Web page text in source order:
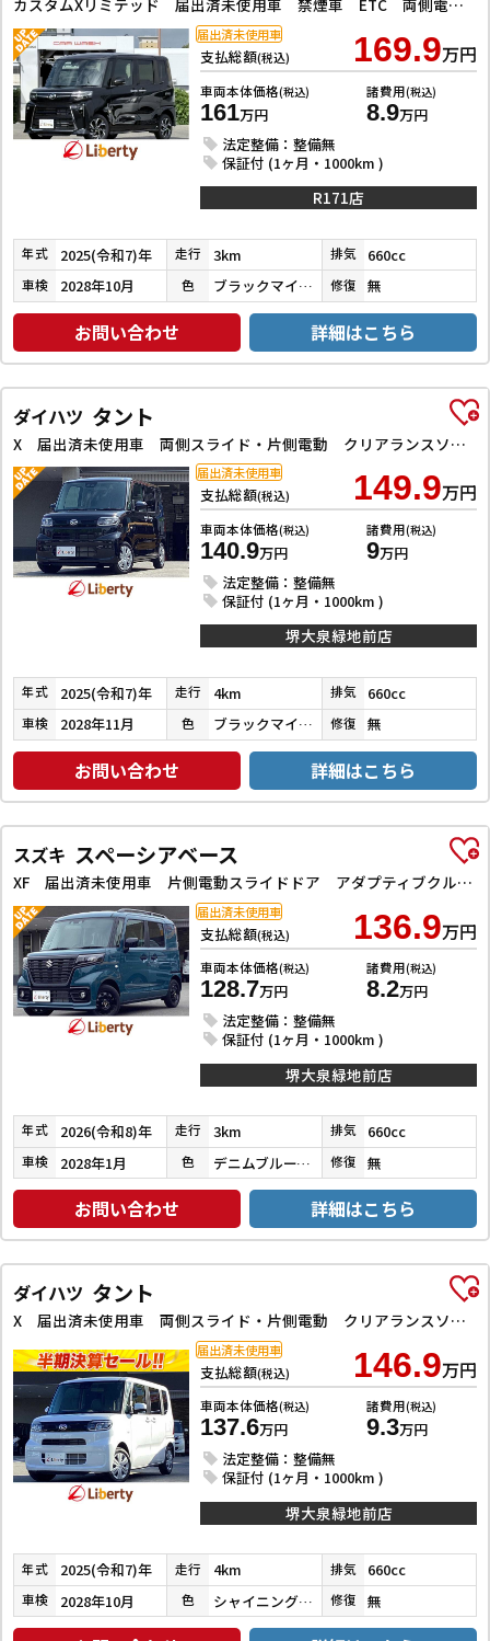
カスタムXリミテッド 届出済未使用車 禁煙車 ETC 両側電動スライドドア クリアランスソナー オートクルーズコントロール 衝突被害軽減システム オートライト LEDヘッドランプ スマートキー シートヒーター
支払総額(税込) 169.9万円
車両本体価格(税込)
161万円
諸費用(税込)
8.9万円
法定整備：整備無
保証付 (1ヶ月・1000km )
届出済未使用車
R171店
年式 2025(令和7)年 走行 3km 排気 660cc
車検 2028年10月 色 ブラックマイカメタリック 修復 無
お問い合わせ 詳細はこちら
ダイハツ タント
X 届出済未使用車 両側スライド・片側電動 クリアランスソナー 衝突被害軽減システム オートライト スマートキー アイドリングストップ 電動格納ミラー シートヒーター ベンチシート CVT ESC
支払総額(税込) 149.9万円
車両本体価格(税込)
140.9万円
諸費用(税込)
9万円
法定整備：整備無
保証付 (1ヶ月・1000km )
届出済未使用車
堺大泉緑地前店
年式 2025(令和7)年 走行 4km 排気 660cc
車検 2028年11月 色 ブラックマイカメタリック 修復 無
お問い合わせ 詳細はこちら
スズキ スペーシアベース
XF 届出済未使用車 片側電動スライドドア アダプティブクルーズコントロール クリアランスソナー レーンアシスト 衝突被害軽減システム オートライト スマートキー アイドリングストップ シートヒーター
支払総額(税込) 136.9万円
車両本体価格(税込)
128.7万円
諸費用(税込)
8.2万円
法定整備：整備無
保証付 (1ヶ月・1000km )
届出済未使用車
堺大泉緑地前店
年式 2026(令和8)年 走行 3km 排気 660cc
車検 2028年1月 色 デニムブルーメタリック 修復 無
お問い合わせ 詳細はこちら
ダイハツ タント
X 届出済未使用車 両側スライド・片側電動 クリアランスソナー 衝突被害軽減システム LEDヘッドランプ スマートキー アイドリングストップ 電動格納ミラー シートヒーター ベンチシート CVT
支払総額(税込) 146.9万円
車両本体価格(税込)
137.6万円
諸費用(税込)
9.3万円
法定整備：整備無
保証付 (1ヶ月・1000km )
届出済未使用車
堺大泉緑地前店
年式 2025(令和7)年 走行 4km 排気 660cc
車検 2028年10月 色 シャイニングホワイトパール 修復 無